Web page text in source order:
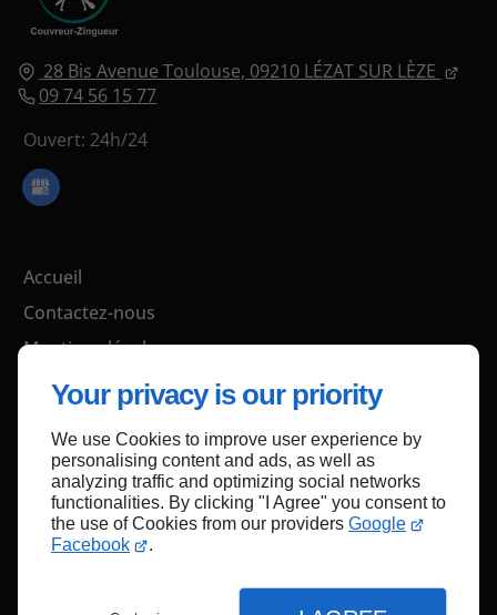
Your privacy is our priority
We use Cookies to improve user experience by
personalising content and ads, as well as
analyzing traffic and optimizing social networks
functionalities. By clicking "I Agree" you consent to
the use of Cookies from our providers Google
Facebook
.
28 Bis Avenue Toulouse, 09210 LÉZAT SUR LÈZE
09 74 56 15 77
Ouvert: 24h/24
Accueil
Contactez-nous
Mentions légales
Plan du site
Haut de page